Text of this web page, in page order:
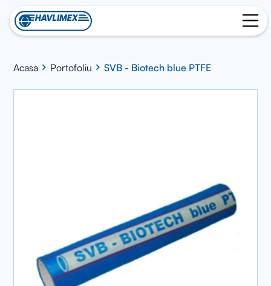
Acasa Portofoliu SVB - Biotech blue PTFE